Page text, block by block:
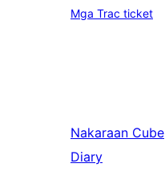
Mga Trac ticket
Nakaraan Cube
Diary